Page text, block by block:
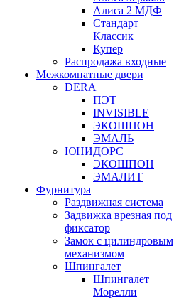
Алиса 2 МДФ
Стандарт
Классик
Купер
Распродажа входные
Межкомнатные двери
DERA
ПЭТ
INVISIBLE
ЭКОШПОН
ЭМАЛЬ
ЮНИДОРС
ЭКОШПОН
ЭМАЛИТ
Фурнитура
Раздвижная система
Задвижка врезная под
фиксатор
Замок с цилиндровым
механизмом
Шпингалет
Шпингалет
Морелли